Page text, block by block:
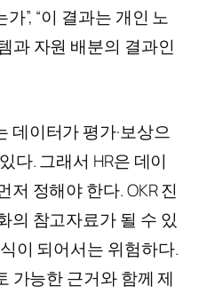
”, “이 결과는 개인 노
과 자원 배분의 결과인
데이터가 평가·보상으
다. 그래서 HR은 데이
정해야 한다. OKR 진
의 참고자료가 될 수 있
이 되어서는 위험하다.
가능한 근거와 함께 제